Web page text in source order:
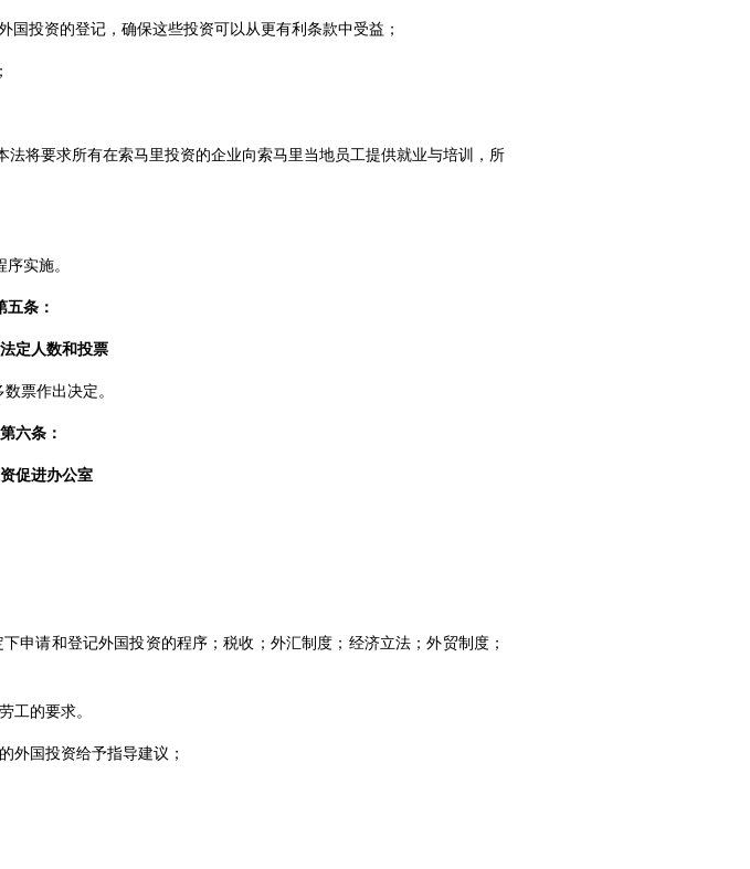
投资的登记，确保这些投资可以从更有利条款中受益；
将要求所有在索马里投资的企业向索马里当地员工提供就业与培训，所
实施。
五条：
定人数和投票
票作出决定。
第六条：
促进办公室
申请和登记外国投资的程序；税收；外汇制度；经济立法；外贸制度；
工的要求。
外国投资给予指导建议；